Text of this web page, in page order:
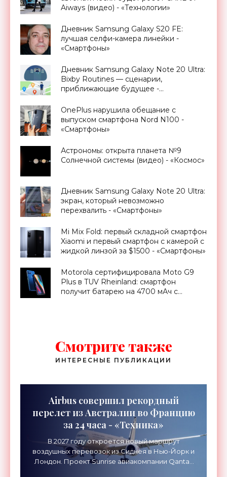
Aiways (видео) - «Технологии»
Дневник Samsung Galaxy S20 FE:
лучшая селфи-камера линейки -
«Смартфоны»
Дневник Samsung Galaxy Note 20 Ultra:
Bixby Routines — сценарии,
приближающие будущее -
OnePlus нарушила обещание с
выпуском смартфона Nord N100 -
«Смартфоны»
Астрономы: открыта планета №9
Солнечной системы (видео) - «Космос»
Дневник Samsung Galaxy Note 20 Ultra:
экран, который невозможно
перехвалить - «Смартфоны»
Mi Mix Fold: первый складной смартфон
Xiaomi и первый смартфон с камерой с
жидкой линзой за $1500 - «Смартфоны»
Motorola сертифицировала Moto G9
Plus в TUV Rheinland: смартфон
получит батарею на 4700 мАч с
Смотрите также
ИНТЕРЕСНЫЕ ПУБЛИКАЦИИ
Airbus совершил рекордный
перелет из Австралии во Францию
за 24 часа - «Техника»
В 2027 году откроется новый маршрут
воздушных перевозок из Сиднея в Нью-Йорк и
Лондон. Проект Sunrise авиакомпании Qantas